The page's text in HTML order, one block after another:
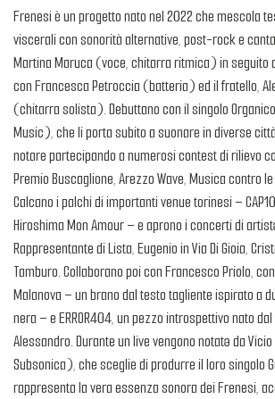
Frenesi è un progetto nato nel 2022 che mescola
viscerali con sonorità alternative, post-rock e
Martina Maruca (voce, chitarra ritmica) in seguito
con Francesca Petroccia (batteria) ed il fratello,
(chitarra solista). Debuttano con il singolo
Music), che li porta subito a suonare in diverse
notare partecipando a numerosi contest di rilievo
Premio Buscaglione, Arezzo Wave, Musica contro
Calcano i palchi di importanti venue torinesi –
Hiroshima Mon Amour – e aprono i concerti di
Rappresentante di Lista, Eugenio in Via Di Gioia,
Tamburo. Collaborano poi con Francesco Priolo,
Malanova – un brano dal testo tagliente ispirato a
nera – e ERROR404, un pezzo introspettivo nato
Alessandro. Durante un live vengono notatə da
Subsonica), che sceglie di produrre il loro singolo
rappresenta la vera essenza sonora dei Frenesi,